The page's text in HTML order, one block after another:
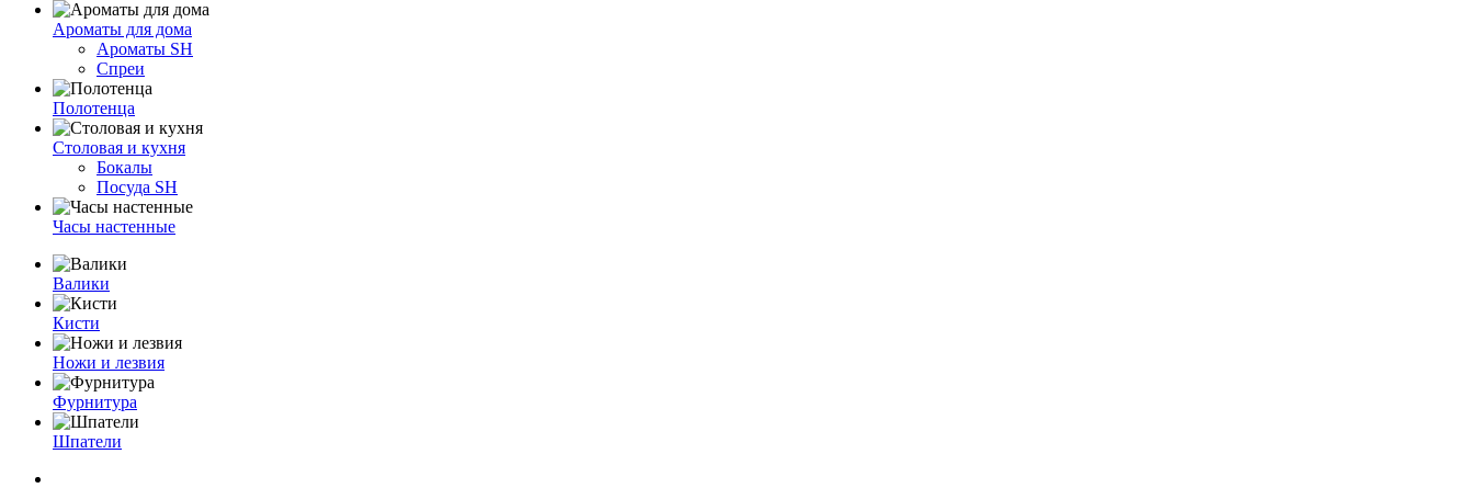
Ароматы для дома
Ароматы SH
Спреи
Полотенца
Столовая и кухня
Бокалы
Посуда SH
Часы настенные
Валики
Кисти
Ножи и лезвия
Фурнитура
Шпатели